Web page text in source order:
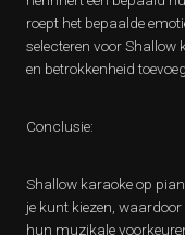
roept het bepaalde
selecteren voor Shallow
en betrokkenheid
Conclusie:
Shallow karaoke op
je kunt kiezen,
hun muzikale